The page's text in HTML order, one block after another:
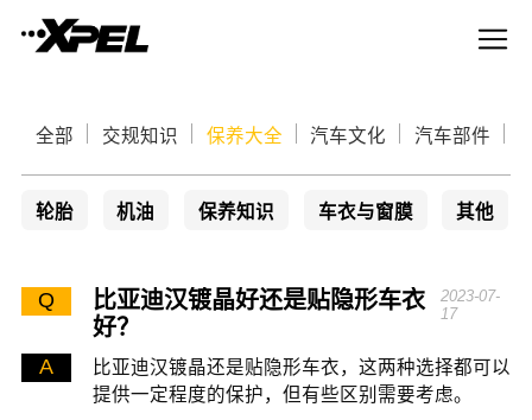
全部 交规知识 保养大全 汽车文化 汽车部件
轮胎 机油 保养知识 车衣与窗膜 其他
Q
比亚迪汉镀晶好还是贴隐形车衣
好？
2023-07-
17
A
比亚迪汉镀晶还是贴隐形车衣，这两种选择都可以
提供一定程度的保护，但有些区别需要考虑。